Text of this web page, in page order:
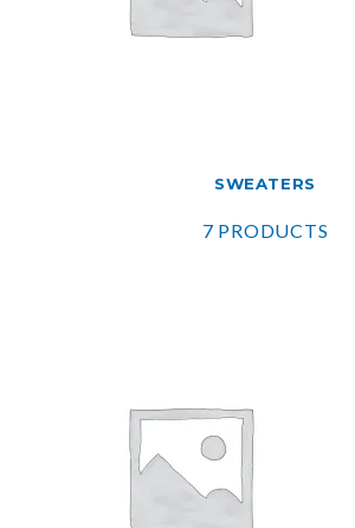
SWEATERS
7 PRODUCTS